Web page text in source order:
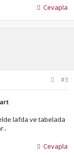
Cevapla
#3
lafda ve tabelada
Cevapla